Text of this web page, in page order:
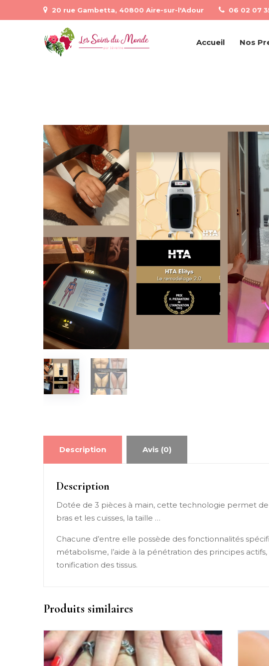
20 rue Gambetta, 40800 Aire-sur-l'Adour 06 02 07
Accueil Nos
Description Avis (0)
Description
Dotée de 3 pièces à main, cette technologie permet
bras et les cuisses, la taille …
Chacune d’entre elle possède des fonctionnalités
métabolisme, l’aide à la pénétration des principes
tonification des tissus.
Produits similaires